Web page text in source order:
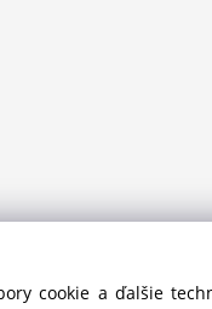
cookie a ďalšie